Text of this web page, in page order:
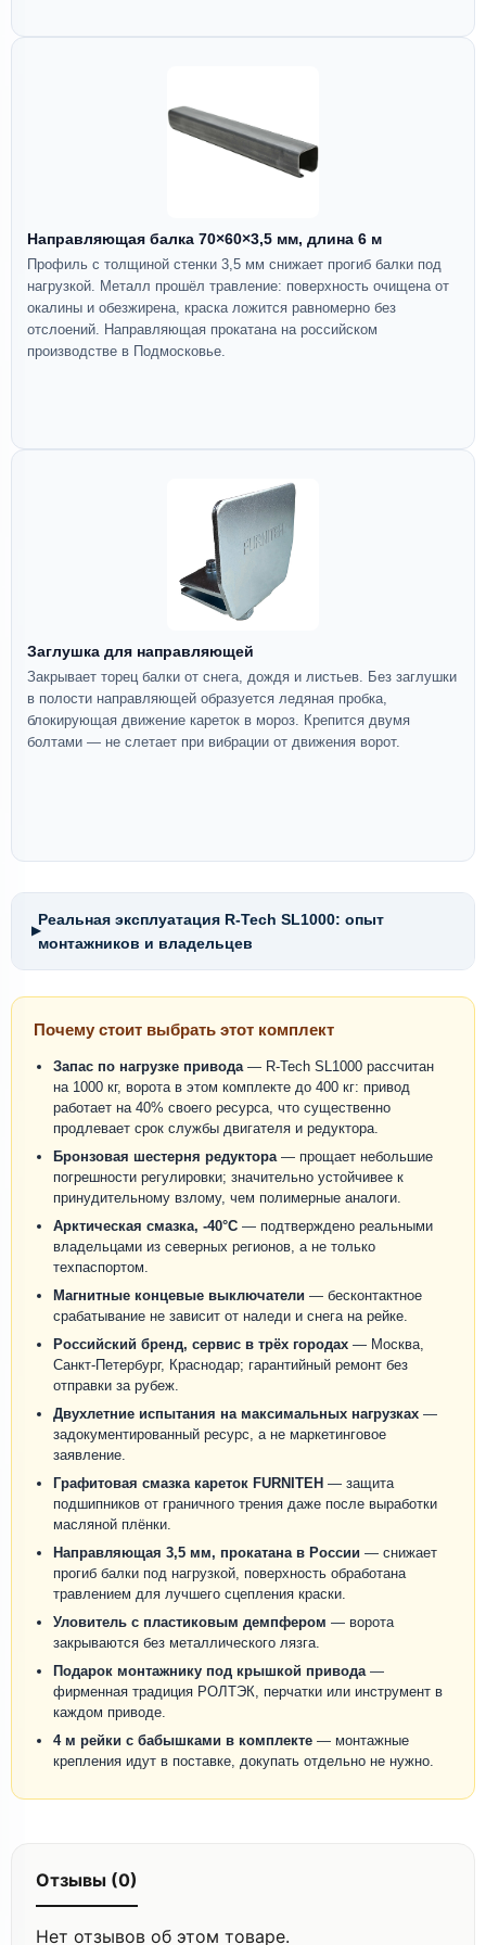
Направляющая балка 70×60×3,5 мм, длина 6 м
Профиль с толщиной стенки 3,5 мм снижает прогиб балки под
нагрузкой. Металл прошёл травление: поверхность очищена от
окалины и обезжирена, краска ложится равномерно без
отслоений. Направляющая прокатана на российском
производстве в Подмосковье.
Заглушка для направляющей
Закрывает торец балки от снега, дождя и листьев. Без заглушки
в полости направляющей образуется ледяная пробка,
блокирующая движение кареток в мороз. Крепится двумя
болтами — не слетает при вибрации от движения ворот.
▶
Реальная эксплуатация R-Tech SL1000: опыт
монтажников и владельцев
Почему стоит выбрать этот комплект
Запас по нагрузке привода — R-Tech SL1000 рассчитан
на 1000 кг, ворота в этом комплекте до 400 кг: привод
работает на 40% своего ресурса, что существенно
продлевает срок службы двигателя и редуктора.
Бронзовая шестерня редуктора — прощает небольшие
погрешности регулировки; значительно устойчивее к
принудительному взлому, чем полимерные аналоги.
Арктическая смазка, -40°C — подтверждено реальными
владельцами из северных регионов, а не только
техпаспортом.
Магнитные концевые выключатели — бесконтактное
срабатывание не зависит от наледи и снега на рейке.
Российский бренд, сервис в трёх городах — Москва,
Санкт-Петербург, Краснодар; гарантийный ремонт без
отправки за рубеж.
Двухлетние испытания на максимальных нагрузках —
задокументированный ресурс, а не маркетинговое
заявление.
Графитовая смазка кареток FURNITEH — защита
подшипников от граничного трения даже после выработки
масляной плёнки.
Направляющая 3,5 мм, прокатана в России — снижает
прогиб балки под нагрузкой, поверхность обработана
травлением для лучшего сцепления краски.
Уловитель с пластиковым демпфером — ворота
закрываются без металлического лязга.
Подарок монтажнику под крышкой привода —
фирменная традиция РОЛТЭК, перчатки или инструмент в
каждом приводе.
4 м рейки с бабышками в комплекте — монтажные
крепления идут в поставке, докупать отдельно не нужно.
Отзывы (0)
Нет отзывов об этом товаре.